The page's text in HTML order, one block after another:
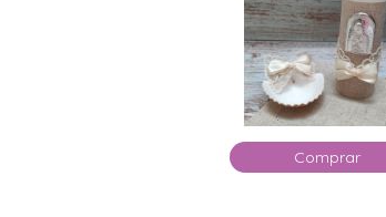
Comprar